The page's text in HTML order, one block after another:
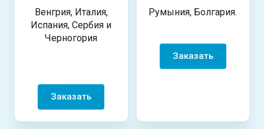
Венгрия, Италия,
Испания, Сербия и
Черногория
Заказать
Румыния, Болгария.
Заказать